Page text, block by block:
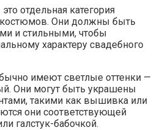
отдельная категория
костюмов. Они должны быть
и стильными, чтобы
характеру свадебного
имеют светлые оттенки —
Они могут быть украшены
такими как вышивка или
они соответствующей
галстук-бабочкой.